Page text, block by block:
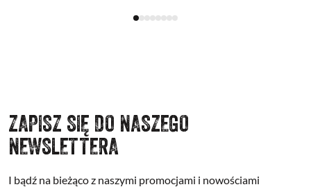
ZAPISZ SIĘ DO NASZEGO
NEWSLETTERA
I bądź na bieżąco z naszymi promocjami i nowościami